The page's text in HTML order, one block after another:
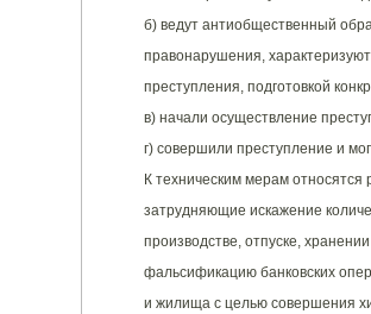
б) ведут антиобщественный
правонарушения,
преступления, подготовкой
в) начали осуществление
г) совершили преступление и
К техническим мерам
затрудняющие искажение
производстве, отпуске,
фальсификацию банковских
и жилища с целью совершения